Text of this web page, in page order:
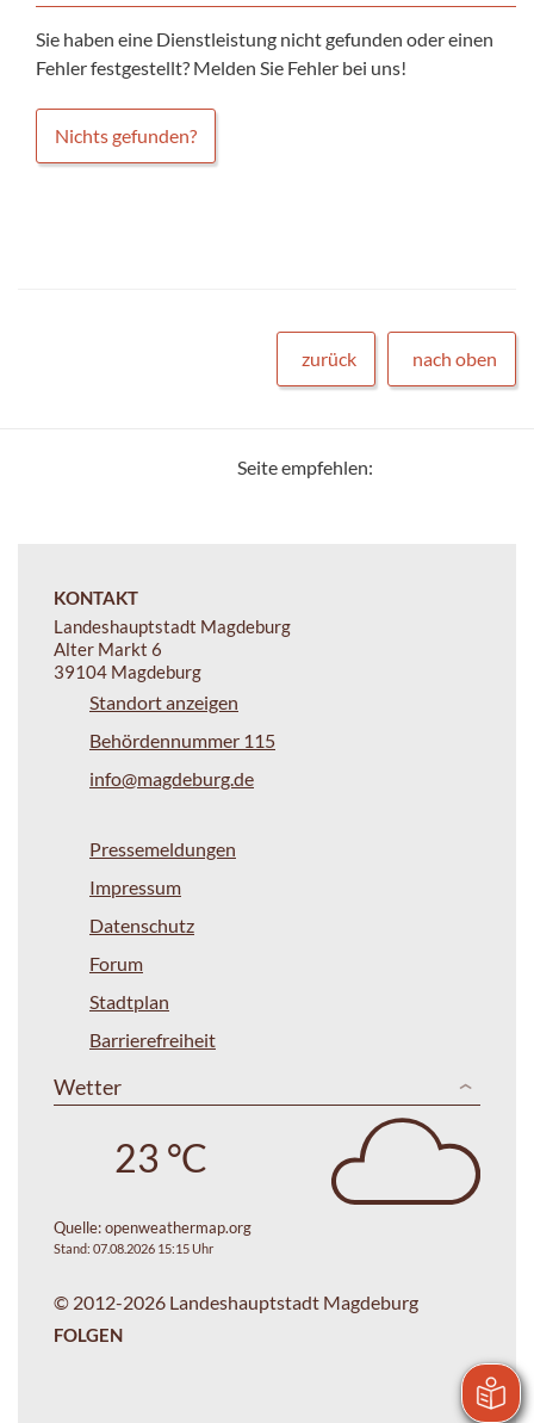
Sie haben eine Dienstleistung nicht gefunden oder einen
Fehler festgestellt? Melden Sie Fehler bei uns!
Nichts gefunden?
zurück nach oben
Seite empfehlen:
KONTAKT
Landeshauptstadt Magdeburg
Alter Markt 6
39104 Magdeburg
Standort anzeigen
Behördennummer 115
info@magdeburg.de
Pressemeldungen
Impressum
Datenschutz
Forum
Stadtplan
Barrierefreiheit
Wetter
23 °C
Quelle:openweathermap.org
Stand: 07.08.2026 15:15 Uhr
© 2012-2026 Landeshauptstadt Magdeburg
FOLGEN